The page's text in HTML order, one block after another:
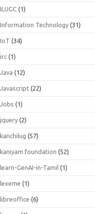
ILUGC (1)
Information Technology (31)
IoT (34)
irc (1)
Java (12)
Javascript (22)
Jobs (1)
jquery (2)
kanchilug (57)
kaniyam foundation (52)
learn-GenAI-in-Tamil (1)
lexeme (1)
libreoffice (6)